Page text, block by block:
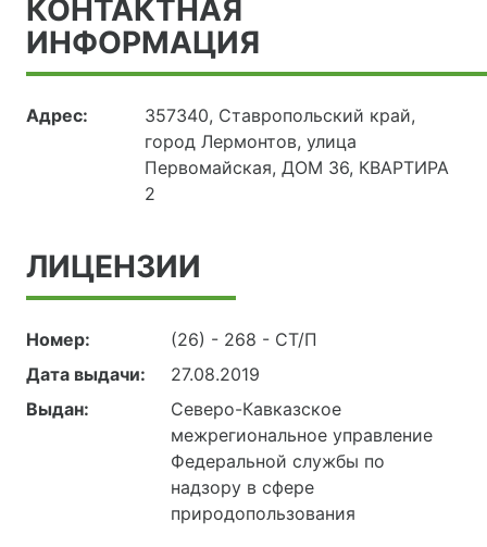
КОНТАКТНАЯ
ИНФОРМАЦИЯ
Адрес:
357340, Ставропольский край,
город Лермонтов, улица
Первомайская, ДОМ 36, КВАРТИРА
2
ЛИЦЕНЗИИ
Номер:
(26) - 268 - СТ/П
Дата выдачи:
27.08.2019
Выдан:
Северо-Кавказское
межрегиональное управление
Федеральной службы по
надзору в сфере
природопользования